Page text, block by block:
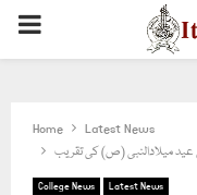
PRIMARY
Home
Latest News
میلادالنبی (ص) کی تقریب
College News Latest News